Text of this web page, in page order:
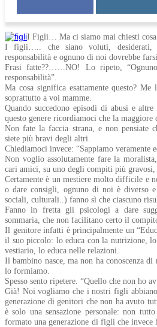
I Figli… Ma ci siamo mai chiesti cosa
I figli….. che siano voluti, desiderati,
responsabilità e ognuno di noi dovrebbe
Frasi fatte??……NO! Lo ripeto,
responsabilità”.
Ma cosa significa esattamente questo?
soprattutto a voi mamme.
Quando succedono episodi di abusi e
questo genere ricordiamoci che la maggiore
Non fate la faccia strana, e non pensiate
siete più bravi degli altri.
Chiediamoci invece: “Sappiamo veramente
Non voglio assolutamente fare la
cari amici, su uno degli compiti più
Certamente è un mestiere molto difficile e
o dare consigli, ognuno di noi è diverso
sociali, culturali..) fanno sì che ciascuno
Fanno in fretta gli psicologi a dare
sommaria, che non facilitano certo il
Il genitore infatti è principalmente un
il suo piccolo: lo educa con la nutrizione,
vestiario, lo educa nelle relazioni.
Il bambino nasce, ma non ha conoscenza
lo formiamo.
Spesso sento ripetere. “Quello che non ho
Già! Noi vogliamo che i nostri figli
generazione di genitori che non ha avuto
è solo una sensazione personale: non
formato una generazione di figli che